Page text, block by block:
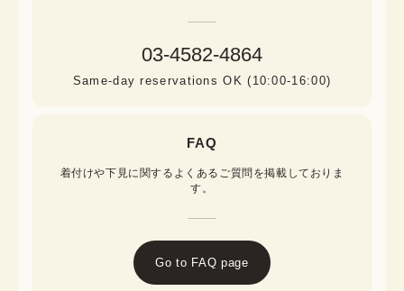
03-4582-4864
Same-day reservations OK (10:00-16:00)
FAQ
着付けや下見に関するよくあるご質問を掲載しておりま
す。
Go to FAQ page